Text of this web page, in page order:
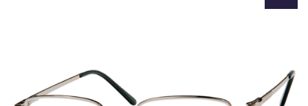
Añadir